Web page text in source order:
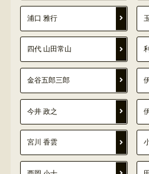
浦口 雅行
四代 山田常山
金谷五郎三郎
今井 政之
宮川 香雲